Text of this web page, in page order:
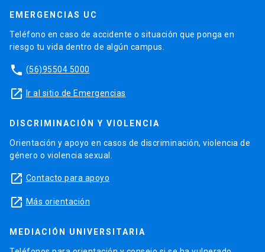
EMERGENCIAS UC
Teléfono en caso de accidente o situación que ponga en
riesgo tu vida dentro de algún campus.
phone (56)95504 5000
launch Ir al sitio de Emergencias
DISCRIMINACIÓN Y VIOLENCIA
Orientación y apoyo en casos de discriminación, violencia de
género o violencia sexual.
launch Contacto para apoyo
launch Más orientación
MEDIACIÓN UNIVERSITARIA